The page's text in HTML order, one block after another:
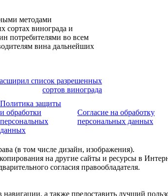
методами
сортах винограда и
потребителями во всем
вина дальнейших
список разрешенных
сортов винограда
Политика защиты
и обработки
персональных
данных
Согласие на обработку
персональных данных
(в том числе дизайн, изображения).
на другие сайты и ресурсы в
согласия правообладателя.
а также предоставить лучший